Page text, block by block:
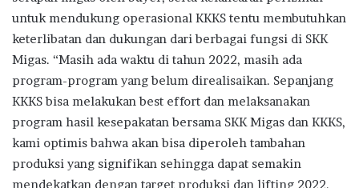
untuk mendukung operasional KKKS tentu membutuhkan
keterlibatan dan dukungan dari berbagai fungsi di SKK
Migas. “Masih ada waktu di tahun 2022, masih ada
program-program yang belum direalisaikan. Sepanjang
KKKS bisa melakukan best effort dan melaksanakan
program hasil kesepakatan bersama SKK Migas dan KKKS,
kami optimis bahwa akan bisa diperoleh tambahan
produksi yang signifikan sehingga dapat semakin
mendekatkan dengan target produksi dan lifting 2022.